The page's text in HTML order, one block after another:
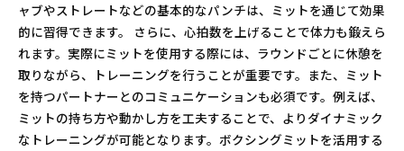
ャブやストレートなどの基本的なパンチは、ミットを通じて効果
的に習得できます。 さらに、心拍数を上げることで体力も鍛えら
れます。実際にミットを使用する際には、ラウンドごとに休憩を
取りながら、トレーニングを行うことが重要です。また、ミット
を持つパートナーとのコミュニケーションも必須です。例えば、
ミットの持ち方や動かし方を工夫することで、よりダイナミック
なトレーニングが可能となります。ボクシングミットを活用する